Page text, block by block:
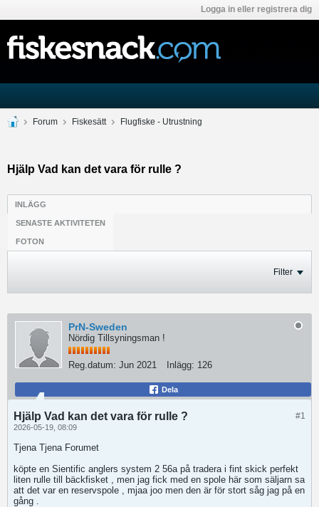
Logga in eller registrera dig
Forum Fiskesätt Flugfiske - Utrustning
Hjälp Vad kan det vara för rulle ?
INLÄGG
SENASTE AKTIVITETEN
FOTON
Filter
PrN-Sweden
Nördig Tillsyningsman !
Reg.datum: Jun 2021 Inlägg: 126
Dela
#1
Hjälp Vad kan det vara för rulle ?
2026-05-19, 08:09
Tjena Tjena Forumet
köpte en Sientific anglers system 2 56a på tradera i fint skick perfekt
liten rulle till bäckfisket , men jag fick med en spole här som säljarn sa
att det var en reservspole , mjaa joo men den är för stort såg jag på en
gång .